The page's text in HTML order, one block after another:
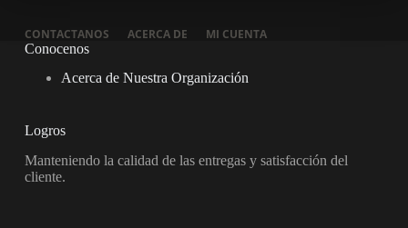
CONTACTANOS ACERCA DE
MI CUENTA
Conocenos
Acerca de Nuestra Organización
Logros
Manteniendo la calidad de las entregas y satisfacción del
cliente.